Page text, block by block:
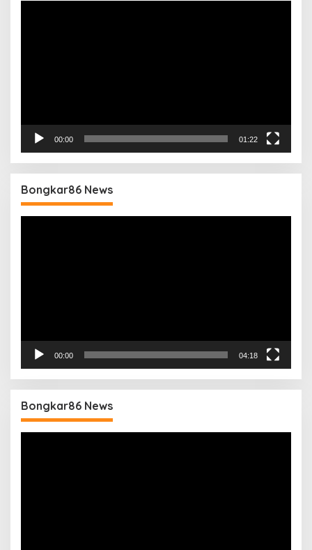
00:00 01:22
Bongkar86 News
00:00 04:18
Bongkar86 News